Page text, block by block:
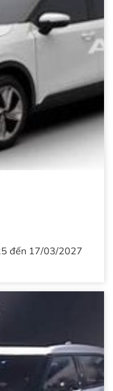
đến 17/03/2027